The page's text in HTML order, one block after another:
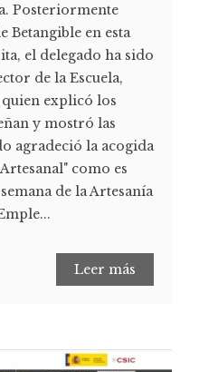
Posteriormente
Betangible en esta
el delegado ha sido
de la Escuela,
explicó los
y mostró las
agradeció la acogida
como es
de la Artesanía
Leer más